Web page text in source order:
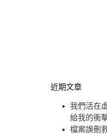
近期文章
我們活在
給我的衝
檔案誤刪